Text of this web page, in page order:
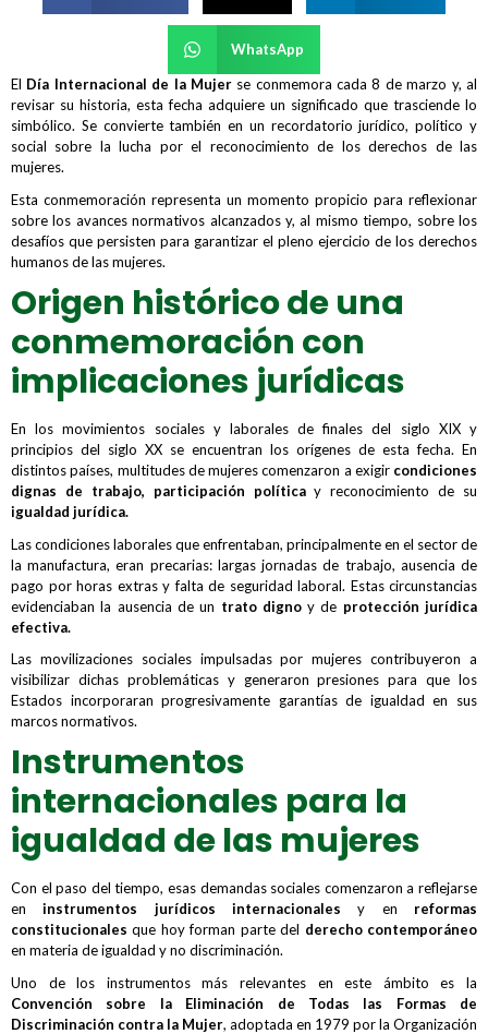
WhatsApp
El Día Internacional de la Mujerse conmemora cada 8 de marzo y, al
revisar su historia, esta fecha adquiere un significado que trasciende lo
simbólico. Se convierte también en un recordatorio jurídico, político y
social sobre la lucha por el reconocimiento de los derechos de las
mujeres.
Esta conmemoración representa un momento propicio para reflexionar
sobre los avances normativos alcanzados y, al mismo tiempo, sobre los
desafíos que persisten para garantizar el pleno ejercicio de los derechos
humanos de las mujeres.
Origen histórico de una
conmemoración con
implicaciones jurídicas
En los movimientos sociales y laborales de finales del siglo XIX y
principios del siglo XX se encuentran los orígenes de esta fecha. En
distintos países, multitudes de mujeres comenzaron a exigir condiciones
dignas de trabajo, participación políticay reconocimiento de su
igualdad jurídica.
Las condiciones laborales que enfrentaban, principalmente en el sector de
la manufactura, eran precarias: largas jornadas de trabajo, ausencia de
pago por horas extras y falta de seguridad laboral. Estas circunstancias
evidenciaban la ausencia de un trato dignoy de protección jurídica
efectiva.
Las movilizaciones sociales impulsadas por mujeres contribuyeron a
visibilizar dichas problemáticas y generaron presiones para que los
Estados incorporaran progresivamente garantías de igualdad en sus
marcos normativos.
Instrumentos
internacionales para la
igualdad de las mujeres
Con el paso del tiempo, esas demandas sociales comenzaron a reflejarse
eninstrumentos jurídicos internacionales y en reformas
constitucionales que hoy forman parte del derecho contemporáneo
en materia de igualdad y no discriminación.
Uno de los instrumentos más relevantes en este ámbito es la
Convención sobre la Eliminación de Todas las Formas de
Discriminación contra la Mujer, adoptada en 1979 por la Organización